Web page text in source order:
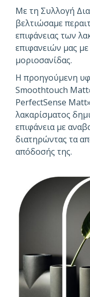
Με τη Συλλογή
βελτιώσαμε
επιφάνειας των
επιφανειών μας
μοριοσανίδας.
Η προηγούμενη
Smoothtouch
PerfectSense
λακαρίσματος
επιφάνεια με
διατηρώντας τα
απόδοσής της.